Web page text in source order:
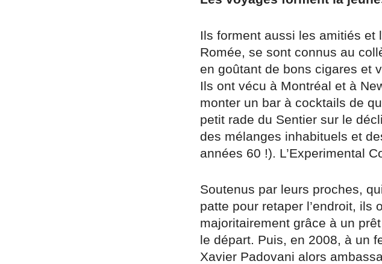
Ils forment aussi les amitiés et
Romée, se sont connus au
en goûtant de bons cigares et
Ils ont vécu à Montréal et à
monter un bar à cocktails de
petit rade du Sentier sur le
des mélanges inhabituels et
années 60 !). L’Experimental
Soutenus par leurs proches,
patte pour retaper l’endroit, ils
majoritairement grâce à un
le départ. Puis, en 2008, à un
Xavier Padovani alors